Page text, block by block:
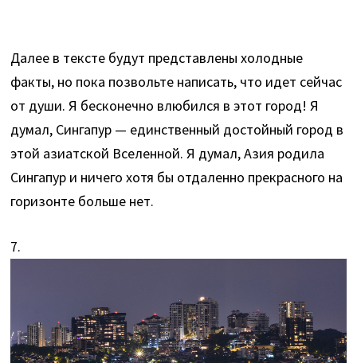
Далее в тексте будут представлены холодные
факты, но пока позвольте написать, что идет сейчас
от души. Я бесконечно влюбился в этот город! Я
думал, Сингапур — единственный достойный город в
этой азиатской Вселенной. Я думал, Азия родила
Сингапур и ничего хотя бы отдаленно прекрасного на
горизонте больше нет.
7.